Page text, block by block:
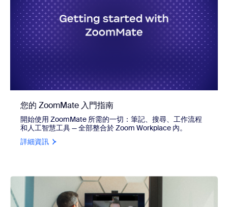
您的 ZoomMate 入門指南
開始使用 ZoomMate 所需的一切：筆記、搜尋、工作流程
和人工智慧工具 — 全部整合於 Zoom Workplace 內。
詳細資訊